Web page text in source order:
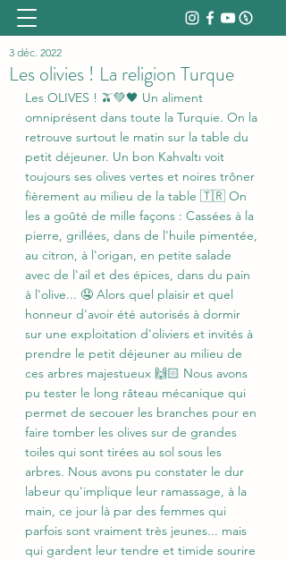
Les olivies ! La religion Turque
3 déc. 2022
Les OLIVES ! 🫒💚🖤 Un aliment
omniprésent dans toute la Turquie. On la
retrouve surtout le matin sur la table du
petit déjeuner. Un bon Kahvaltı voit
toujours ses olives vertes et noires trôner
fièrement au milieu de la table 🇹🇷 On
les a goûté de mille façons : Cassées à la
pierre, grillées, dans de l'huile pimentée,
au citron, à l'origan, en petite salade
avec de l'ail et des épices, dans du pain
à l'olive... 🤤 Alors quel plaisir et quel
honneur d'avoir été autorisés à dormir
sur une exploitation d'oliviers et invités à
prendre le petit déjeuner au milieu de
ces arbres majestueux 🙌🏻 Nous avons
pu tester le long râteau mécanique qui
permet de secouer les branches pour en
faire tomber les olives sur de grandes
toiles qui sont tirées au sol sous les
arbres. Nous avons pu constater le dur
labeur qu'implique leur ramassage, à la
main, ce jour là par des femmes qui
parfois sont vraiment très jeunes... mais
qui gardent leur tendre et timide sourire